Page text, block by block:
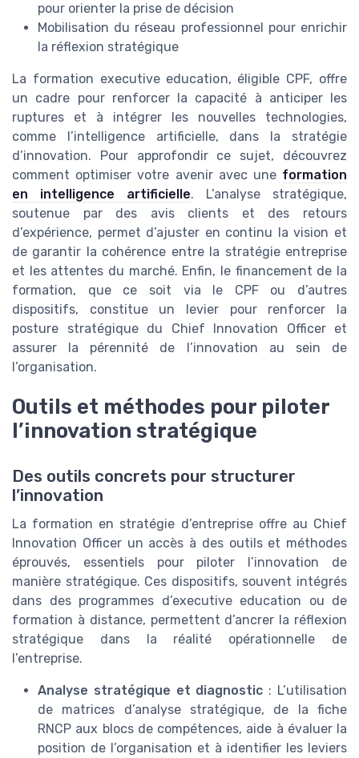
pour orienter la prise de décision
Mobilisation du réseau professionnel pour enrichir
la réflexion stratégique
La formation executive education, éligible CPF, offre
un cadre pour renforcer la capacité à anticiper les
ruptures et à intégrer les nouvelles technologies,
comme l’intelligence artificielle, dans la stratégie
d’innovation. Pour approfondir ce sujet, découvrez
comment optimiser votre avenir avec une formation
en intelligence artificielle. L’analyse stratégique,
soutenue par des avis clients et des retours
d’expérience, permet d’ajuster en continu la vision et
de garantir la cohérence entre la stratégie entreprise
et les attentes du marché. Enfin, le financement de la
formation, que ce soit via le CPF ou d’autres
dispositifs, constitue un levier pour renforcer la
posture stratégique du Chief Innovation Officer et
assurer la pérennité de l’innovation au sein de
l’organisation.
Outils et méthodes pour piloter
l’innovation stratégique
Des outils concrets pour structurer
l’innovation
La formation en stratégie d’entreprise offre au Chief
Innovation Officer un accès à des outils et méthodes
éprouvés, essentiels pour piloter l’innovation de
manière stratégique. Ces dispositifs, souvent intégrés
dans des programmes d’executive education ou de
formation à distance, permettent d’ancrer la réflexion
stratégique dans la réalité opérationnelle de
l’entreprise.
Analyse stratégique et diagnostic : L’utilisation
de matrices d’analyse stratégique, de la fiche
RNCP aux blocs de compétences, aide à évaluer la
position de l’organisation et à identifier les leviers